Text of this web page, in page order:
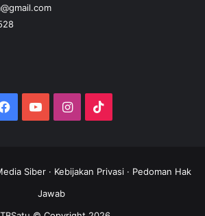
Facebook
YouTubeInstagram
Siber · Kebijakan Privasi · Pedoman Hak
Jawab